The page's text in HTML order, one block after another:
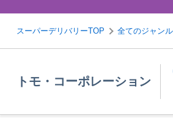
スーパーデリバリーTOP 全てのジャンル
トモ・コーポレーション